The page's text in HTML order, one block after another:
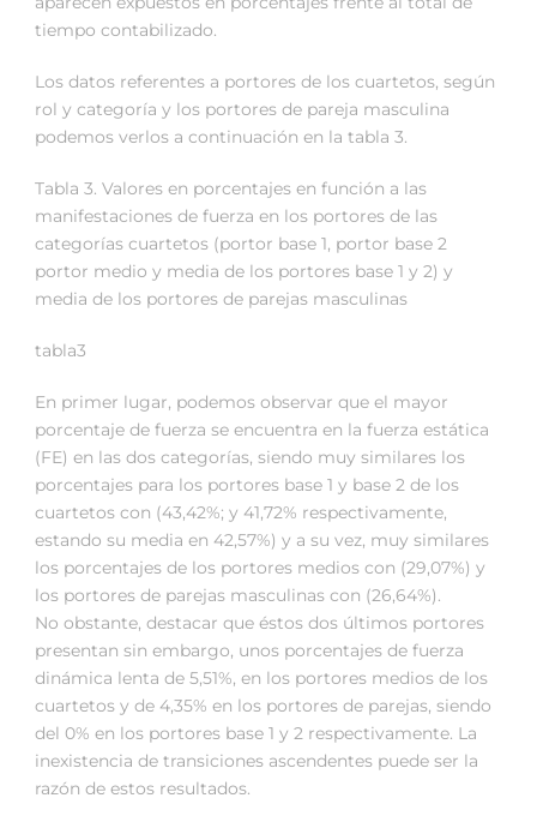
tiempo contabilizado.
Los datos referentes a portores de los cuartetos, según
rol y categoría y los portores de pareja masculina
podemos verlos a continuación en la tabla 3.
Tabla 3. Valores en porcentajes en función a las
manifestaciones de fuerza en los portores de las
categorías cuartetos (portor base 1, portor base 2
portor medio y media de los portores base 1 y 2) y
media de los portores de parejas masculinas
tabla3
En primer lugar, podemos observar que el mayor
porcentaje de fuerza se encuentra en la fuerza estática
(FE) en las dos categorías, siendo muy similares los
porcentajes para los portores base 1 y base 2 de los
cuartetos con (43,42%; y 41,72% respectivamente,
estando su media en 42,57%) y a su vez, muy similares
los porcentajes de los portores medios con (29,07%) y
los portores de parejas masculinas con (26,64%).
No obstante, destacar que éstos dos últimos portores
presentan sin embargo, unos porcentajes de fuerza
dinámica lenta de 5,51%, en los portores medios de los
cuartetos y de 4,35% en los portores de parejas, siendo
del 0% en los portores base 1 y 2 respectivamente. La
inexistencia de transiciones ascendentes puede ser la
razón de estos resultados.